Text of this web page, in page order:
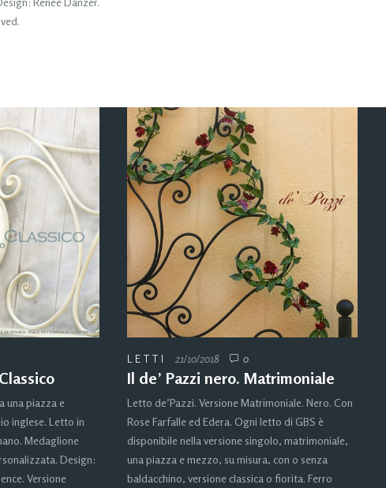
una piazza e
inglese. Letto in
Medaglione
Design:
Versione
LETTI 21/10/2018 0
Il de’ Pazzi nero. Matrimoniale
Letto de’Pazzi. Versione Matrimoniale. Nero. Con
Rose Farfalle ed Edera. Ogni letto di GBS è
disponibile nella versione singolo, matrimoniale,
una piazza e mezzo, su misura, con o senza
baldacchino, versione classica o fiorita. Ferro